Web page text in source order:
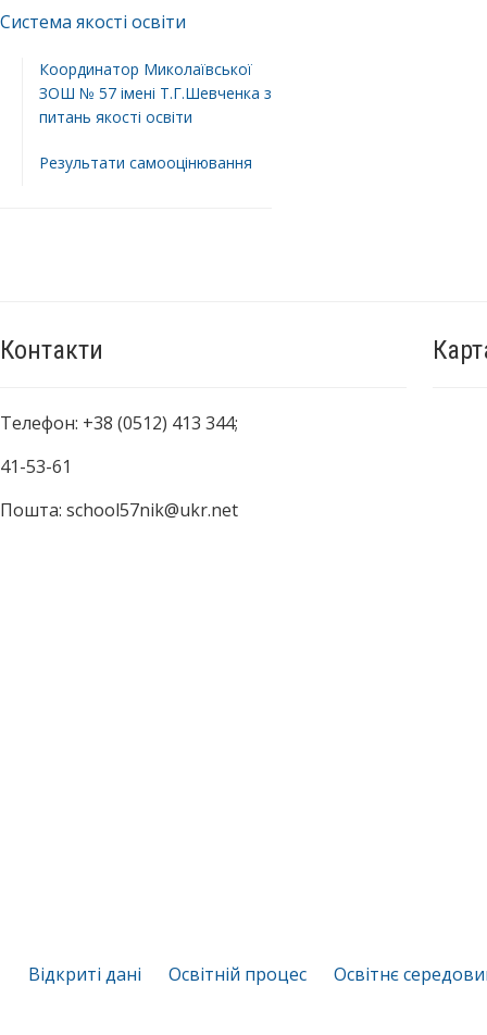
Система якості освіти
Координатор Миколаївської
ЗОШ № 57 імені Т.Г.Шевченка з
питань якості освіти
Результати самооцінювання
Контакти
Телефон: +38 (0512) 413 344;
41-53-61
Пошта: school57nik@ukr.net
Відкриті дані Освітній процес Освітнє